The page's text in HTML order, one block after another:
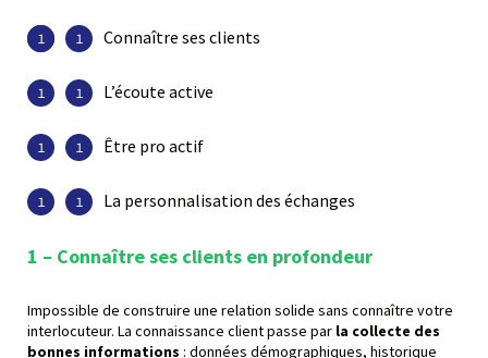
Connaître ses clients
L’écoute active
Être pro actif
La personnalisation des échanges
1 – Connaître ses clients en profondeur
Impossible de construire une relation solide sans connaître votre
interlocuteur. La connaissance client passe par la collecte des
bonnes informations : données démographiques, historique